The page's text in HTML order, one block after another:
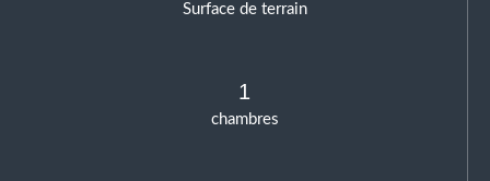
Surface de terrain
chambres
1